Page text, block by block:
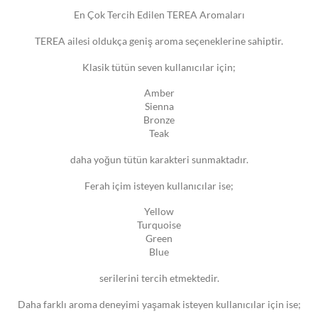
En Çok Tercih Edilen TEREA Aromaları
TEREA ailesi oldukça geniş aroma seçeneklerine sahiptir.
Klasik tütün seven kullanıcılar için;
Amber
Sienna
Bronze
Teak
daha yoğun tütün karakteri sunmaktadır.
Ferah içim isteyen kullanıcılar ise;
Yellow
Turquoise
Green
Blue
serilerini tercih etmektedir.
Daha farklı aroma deneyimi yaşamak isteyen kullanıcılar için ise;